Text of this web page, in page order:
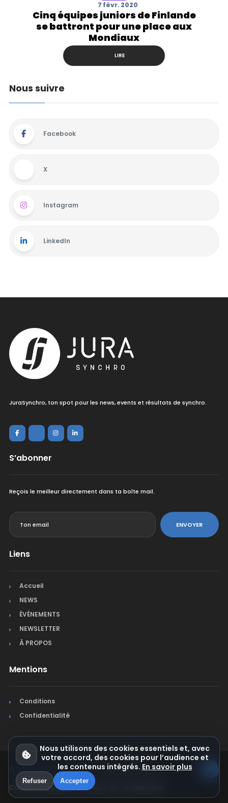
7 févr. 2020
Cinq équipes juniors de Finlande
se battront pour une place aux
Mondiaux
LIRE
Nous suivre
Facebook
X
Instagram
LinkedIn
JuraSynchro, ton spot pour les news, events et résultats de synchro.
S’abonner
Reçois le meilleur directement dans ta boîte mail.
ENVOYER
Liens
Accueil
NEWS
ÉVÉNEMENTS
NEWSLETTER
À PROPOS
Mentions
Conditions
Confidentialité
© Jura Synchro 2015-2026. Tous droits réservés.
Conditions générales Politique de confidentialité
Nous utilisons des cookies essentiels et, avec
votre accord, des cookies pour l’audience et
les contenus intégrés. En savoir plus
Refuser Accepter